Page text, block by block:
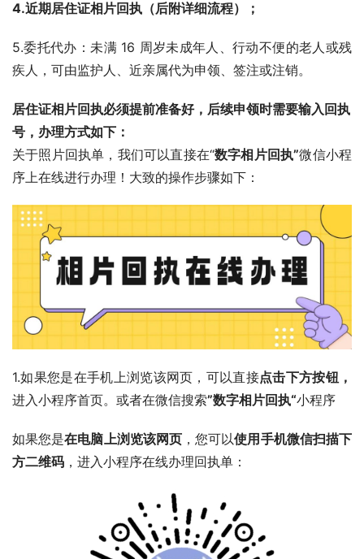
4.近期居住证相片回执（后附详细流程）；
5.委托代办：未满 16 周岁未成年人、行动不便的老人或残
疾人，可由监护人、近亲属代为申领、签注或注销。
居住证相片回执必须提前准备好，后续申领时需要输入回执
号，办理方式如下：
关于照片回执单，我们可以直接在“数字相片回执”微信小程
序上在线进行办理！大致的操作步骤如下：
1.如果您是在手机上浏览该网页，可以直接点击下方按钮，
进入小程序首页。或者在微信搜索”数字相片回执“小程序
如果您是在电脑上浏览该网页 ，您可以使用手机微信扫描下
方二维码 ，进入小程序在线办理回执单：